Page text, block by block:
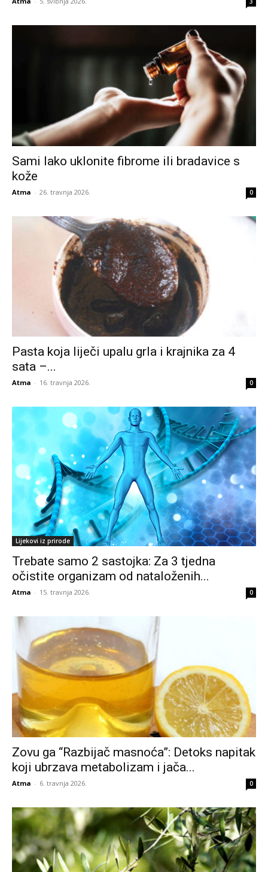
Sami lako uklonite fibrome ili bradavice s
kože
Atma - 26. travnja 2026. 0
Pasta koja liječi upalu grla i krajnika za 4
sata –...
Atma - 16. travnja 2026. 0
Lijekovi iz prirode
Trebate samo 2 sastojka: Za 3 tjedna
očistite organizam od nataloženih...
Atma - 15. travnja 2026. 0
Zovu ga “Razbijač masnoća”: Detoks napitak
koji ubrzava metabolizam i jača...
Atma - 6. travnja 2026. 0